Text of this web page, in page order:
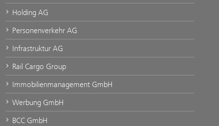
Holding AG
Personenverkehr AG
Infrastruktur AG
Rail Cargo Group
Immobilienmanagement GmbH
Werbung GmbH
BCC GmbH